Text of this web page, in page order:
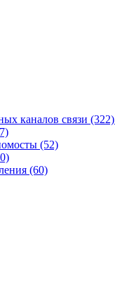
каналов связи (322)
(52)
(60)